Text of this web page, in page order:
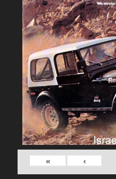
›
»